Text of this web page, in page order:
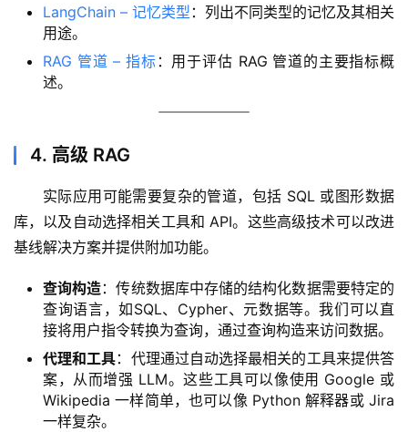
LangChain – 记忆类型 ：列出不同类型的记忆及其相关
用途。
RAG 管道 – 指标 ：用于评估 RAG 管道的主要指标概
述。
4. 高级 RAG
实际应用可能需要复杂的管道，包括 SQL 或图形数据
库，以及自动选择相关工具和 API。这些高级技术可以改进
基线解决方案并提供附加功能。
查询构造：传统数据库中存储的结构化数据需要特定的
查询语言，如SQL、Cypher、元数据等。我们可以直
接将用户指令转换为查询，通过查询构造来访问数据。
代理和工具：代理通过自动选择最相关的工具来提供答
案，从而增强 LLM。这些工具可以像使用 Google 或
Wikipedia 一样简单，也可以像 Python 解释器或 Jira
一样复杂。